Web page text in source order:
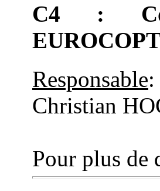
C4 :
Responsable
Christian
Pour plus de